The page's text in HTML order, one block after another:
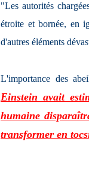
"Les autorités
étroite et bornée, en
d'autres éléments
L'importance des
Einstein avait
humaine
transformer en